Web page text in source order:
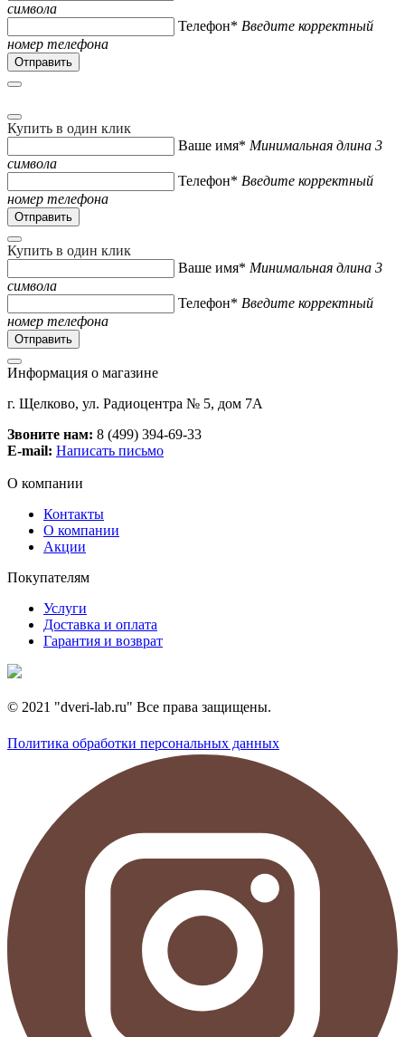
символа
Телефон* Введите корректный
номер телефона
Купить в один клик
Ваше имя* Минимальная длина 3
символа
Телефон* Введите корректный
номер телефона
Купить в один клик
Ваше имя* Минимальная длина 3
символа
Телефон* Введите корректный
номер телефона
Информация о магазине
г. Щелково, ул. Радиоцентра № 5, дом 7А
Звоните нам: 8 (499) 394-69-33
E-mail: Написать письмо
О компании
Контакты
О компании
Акции
Покупателям
Услуги
Доставка и оплата
Гарантия и возврат
© 2021 "dveri-lab.ru" Все права защищены.
Политика обработки персональных данных